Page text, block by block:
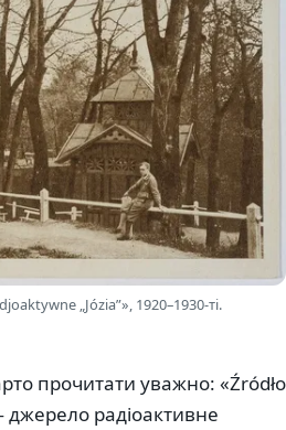
„Józia”», 1920–1930-ті.
прочитати уважно: «Źródło
джерело радіоактивне